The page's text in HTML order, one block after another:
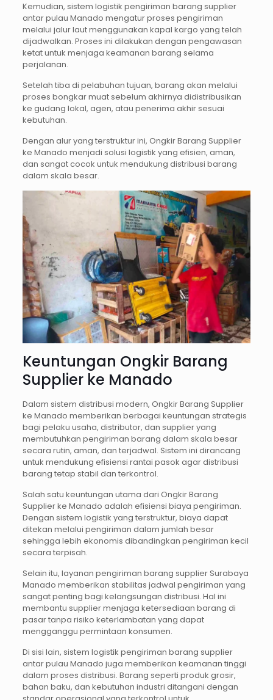
Kemudian, sistem logistik pengiriman barang supplier
antar pulau Manado mengatur proses pengiriman
melalui jalur laut menggunakan kapal kargo yang telah
dijadwalkan. Proses ini dilakukan dengan pengawasan
ketat untuk menjaga keamanan barang selama
perjalanan.
Setelah tiba di pelabuhan tujuan, barang akan melalui
proses bongkar muat sebelum akhirnya didistribusikan
ke gudang lokal, agen, atau penerima akhir sesuai
kebutuhan.
Dengan alur yang terstruktur ini, Ongkir Barang Supplier
ke Manado menjadi solusi logistik yang efisien, aman,
dan sangat cocok untuk mendukung distribusi barang
dalam skala besar.
Keuntungan Ongkir Barang
Supplier ke Manado
Dalam sistem distribusi modern, Ongkir Barang Supplier
ke Manado memberikan berbagai keuntungan strategis
bagi pelaku usaha, distributor, dan supplier yang
membutuhkan pengiriman barang dalam skala besar
secara rutin, aman, dan terjadwal. Sistem ini dirancang
untuk mendukung efisiensi rantai pasok agar distribusi
barang tetap stabil dan terkontrol.
Salah satu keuntungan utama dari Ongkir Barang
Supplier ke Manado adalah efisiensi biaya pengiriman.
Dengan sistem logistik yang terstruktur, biaya dapat
ditekan melalui pengiriman dalam jumlah besar
sehingga lebih ekonomis dibandingkan pengiriman kecil
secara terpisah.
Selain itu, layanan pengiriman barang supplier Surabaya
Manado memberikan stabilitas jadwal pengiriman yang
sangat penting bagi kelangsungan distribusi. Hal ini
membantu supplier menjaga ketersediaan barang di
pasar tanpa risiko keterlambatan yang dapat
mengganggu permintaan konsumen.
Di sisi lain, sistem logistik pengiriman barang supplier
antar pulau Manado juga memberikan keamanan tinggi
dalam proses distribusi. Barang seperti produk grosir,
bahan baku, dan kebutuhan industri ditangani dengan